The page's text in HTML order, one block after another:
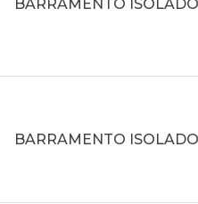
BARRAMENTO
BARRAMENTO